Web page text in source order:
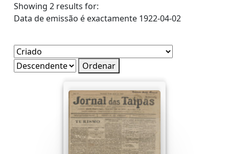
Showing 2 results for:
Data de emissão é exactamente 1922-04-02
Ordenar